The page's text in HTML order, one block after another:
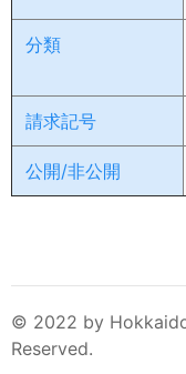
分類
請求記号
公開/非公開
© 2022 by
Reserved.